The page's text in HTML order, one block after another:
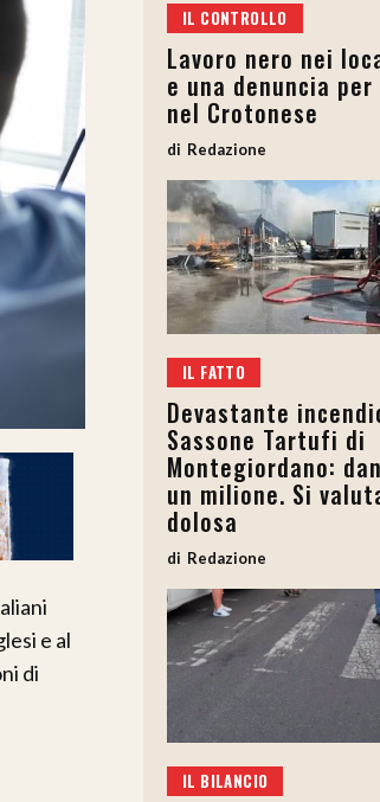
e al
di
IL CONTROLLO
Lavoro nero nei
e una denuncia
nel Crotonese
Redazione
IL FATTO
Devastante
Sassone Tartufi di
Montegiordano:
un milione. Si
dolosa
Redazione
IL BILANCIO